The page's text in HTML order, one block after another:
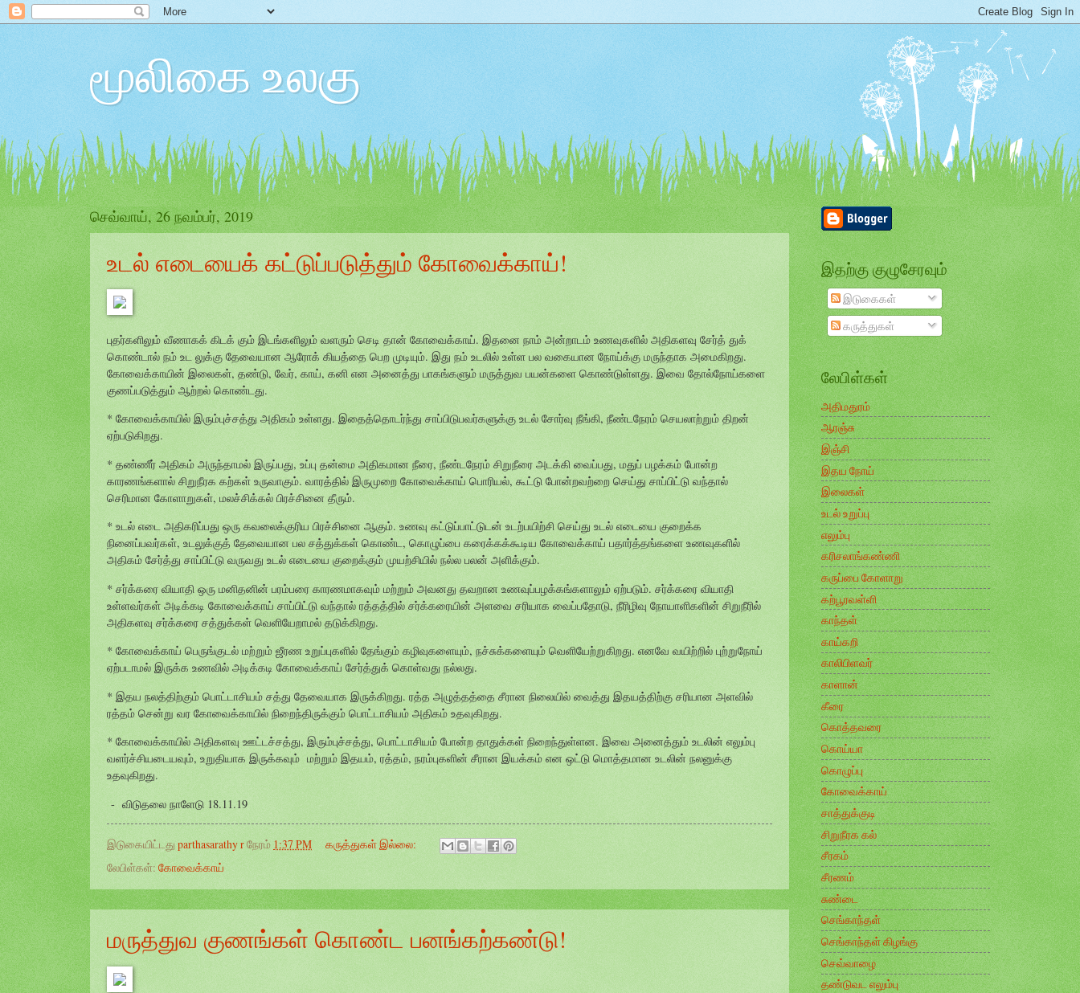
மூலிகை உலகு
செவ்வாய், 26 நவம்பர், 2019
உடல் எடையைக் கட்டுப்படுத்தும் கோவைக்காய்!
புதர்களிலும் வீணாகக் கிடக் கும் இடங்களிலும் வளரும் செடி தான் கோவைக்காய். இதனை நாம் அன்றாடம் உணவுகளில் அதிகளவு சேர்த் துக்
கொண்டால் நம் உட லுக்கு தேவையான ஆரோக் கியத்தை பெற முடியும். இது நம் உடலில் உள்ள பல வகையான நோய்க்கு மருந்தாக அமைகிறது.
கோவைக்காயின் இலைகள், தண்டு, வேர், காய், கனி என அனைத்து பாகங்களும் மருத்துவ பயன்களை கொண்டுள்ளது. இவை தோல்நோய்களை
குணப்படுத்தும் ஆற்றல் கொண்டது.
* கோவைக்காயில் இரும்புச்சத்து அதிகம் உள்ளது. இதைத்தொடர்ந்து சாப்பிடுபவர்களுக்கு உடல் சோர்வு நீங்கி, நீண்டநேரம் செயலாற்றும் திறன்
ஏற்படுகிறது.
* தண்ணீர் அதிகம் அருந்தாமல் இருப்பது, உப்பு தன்மை அதிகமான நீரை, நீண்டநேரம் சிறுநீரை அடக்கி வைப்பது, மதுப் பழக்கம் போன்ற
காரணங்களால் சிறுநீரக கற்கள் உருவாகும். வாரத்தில் இருமுறை கோவைக்காய் பொரியல், கூட்டு போன்றவற்றை செய்து சாப்பிட்டு வந்தால்
செரிமான கோளாறுகள், மலச்சிக்கல் பிரச்சினை தீரும்.
* உடல் எடை அதிகரிப்பது ஒரு கவலைக்குரிய பிரச்சினை ஆகும். உணவு கட்டுப்பாட்டுடன் உடற்பயிற்சி செய்து உடல் எடையை குறைக்க
நினைப்பவர்கள், உடலுக்குத் தேவையான பல சத்துக்கள் கொண்ட, கொழுப்பை கரைக்கக்கூடிய கோவைக்காய் பதார்த்தங்களை உணவுகளில்
அதிகம் சேர்த்து சாப்பிட்டு வருவது உடல் எடையை குறைக்கும் முயற்சியில் நல்ல பலன் அளிக்கும்.
* சர்க்கரை வியாதி ஒரு மனிதனின் பரம்பரை காரணமாகவும் மற்றும் அவனது தவறான உணவுப்பழக்கங்களாலும் ஏற்படும். சர்க்கரை வியாதி
உள்ளவர்கள் அடிக்கடி கோவைக்காய் சாப்பிட்டு வந்தால் ரத்தத்தில் சர்க்கரையின் அளவை சரியாக வைப்பதோடு, நீரிழிவு நோயாளிகளின் சிறுநீரில்
அதிகளவு சர்க்கரை சத்துக்கள் வெளியேறாமல் தடுக்கிறது.
* கோவைக்காய் பெருங்குடல் மற்றும் ஜீரண உறுப்புகளில் தேங்கும் கழிவுகளையும், நச்சுக்களையும் வெளியேற்றுகிறது. எனவே வயிற்றில் புற்றுநோய்
ஏற்படாமல் இருக்க உணவில் அடிக்கடி கோவைக்காய் சேர்த்துக் கொள்வது நல்லது.
* இதய நலத்திற்கும் பொட்டாசியம் சத்து தேவையாக இருக்கிறது. ரத்த அழுத்தத்தை சீரான நிலையில் வைத்து இதயத்திற்கு சரியான அளவில்
ரத்தம் சென்று வர கோவைக்காயில் நிறைந்திருக்கும் பொட்டாசியம் அதிகம் உதவுகிறது.
* கோவைக்காயில் அதிகளவு ஊட்டச்சத்து, இரும்புச்சத்து, பொட்டாசியம் போன்ற தாதுக்கள் நிறைந்துள்ளன. இவை அனைத்தும் உடலின் எலும்பு
வளர்ச்சியடையவும், உறுதியாக இருக்கவும் மற்றும் இதயம், ரத்தம், நரம்புகளின் சீரான இயக்கம் என ஒட்டு மொத்தமான உடலின் நலனுக்கு
உதவுகிறது.
- விடுதலை நாளேடு 18.11.19
இடுகையிட்டது parthasarathy rநேரம் 1:37 PM
கருத்துகள் இல்லை:
லேபிள்கள்: கோவைக்காய்
மருத்துவ குணங்கள் கொண்ட பனங்கற்கண்டு!
இதற்கு குழுசேரவும்
இடுகைகள்
கருத்துகள்
லேபிள்கள்
அதிமதுரம்
ஆரஞ்சு
இஞ்சி
இதய நோய்
இலைகள்
உடல் உறுப்பு
எலும்பு
கரிசலாங்கண்ணி
கருப்பை கோளாறு
கற்பூரவள்ளி
காந்தள்
காய்கறி
காலிபிளவர்
காளான்
கீரை
கொத்தவரை
கொய்யா
கொழுப்பு
கோவைக்காய்
சாத்துக்குடி
சிறுநீரக கல்
சீரகம்
சீரணம்
சுண்டை
செங்காந்தள்
செங்காந்தள் கிழங்கு
செவ்வாழை
தண்டுவட எலும்பு